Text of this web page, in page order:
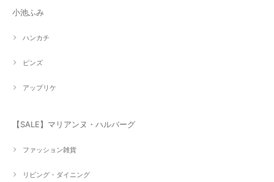
小池ふみ
ハンカチ
ピンズ
アップリケ
【SALE】マリアンヌ・ハルバーグ
ファッション雑貨
リビング・ダイニング